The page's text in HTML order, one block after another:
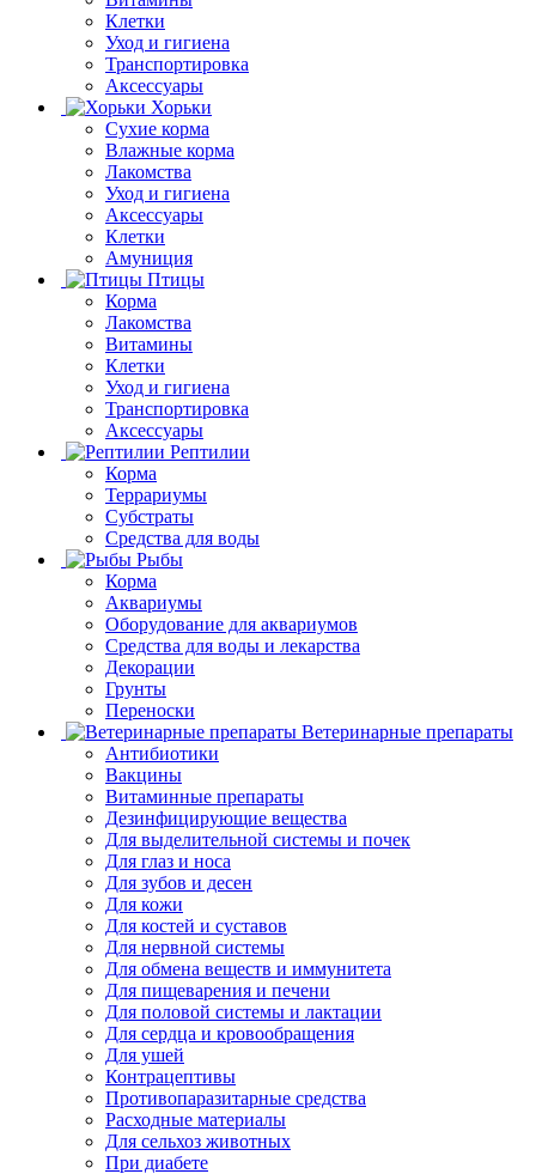
Клетки
Уход и гигиена
Транспортировка
Аксессуары
Хорьки
Сухие корма
Влажные корма
Лакомства
Уход и гигиена
Аксессуары
Клетки
Амуниция
Птицы
Корма
Лакомства
Витамины
Клетки
Уход и гигиена
Транспортировка
Аксессуары
Рептилии
Корма
Террариумы
Субстраты
Средства для воды
Рыбы
Корма
Аквариумы
Оборудование для аквариумов
Средства для воды и лекарства
Декорации
Грунты
Переноски
Ветеринарные препараты
Антибиотики
Вакцины
Витаминные препараты
Дезинфицирующие вещества
Для выделительной системы и почек
Для глаз и носа
Для зубов и десен
Для кожи
Для костей и суставов
Для нервной системы
Для обмена веществ и иммунитета
Для пищеварения и печени
Для половой системы и лактации
Для сердца и кровообращения
Для ушей
Контрацептивы
Противопаразитарные средства
Расходные материалы
Для сельхоз животных
При диабете